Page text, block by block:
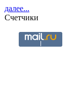
далее...
Счетчики